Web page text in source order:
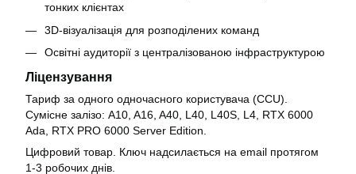
тонких клієнтах
3D-візуалізація для розподілених команд
Освітні аудиторії з централізованою інфраструктурою
Ліцензування
Тариф за одного одночасного користувача (CCU).
Сумісне залізо: A10, A16, A40, L40, L40S, L4, RTX 6000
Ada, RTX PRO 6000 Server Edition.
Цифровий товар. Ключ надсилається на email протягом
1-3 робочих днів.